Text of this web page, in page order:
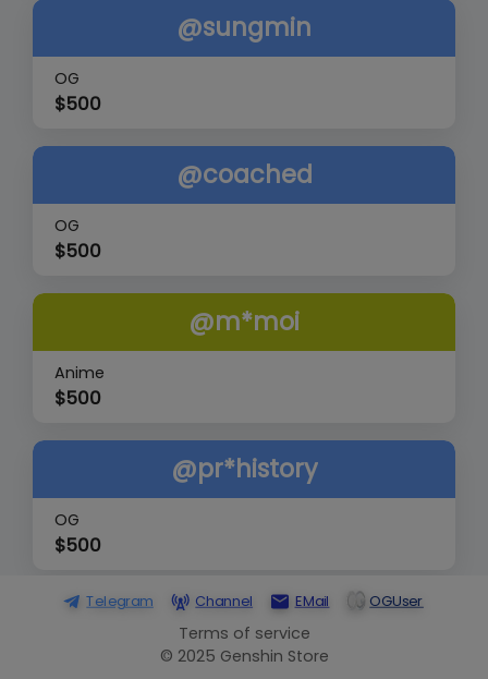
@sungmin
OG
$500
@coached
OG
$500
@m*moi
Anime
$500
@pr*history
OG
$500
@trine
Telegram Channel EMail OGUser
Terms of service
© 2025 Genshin Store